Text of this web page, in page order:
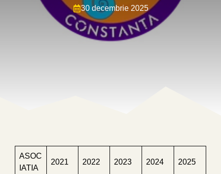
30 decembrie 2025
ASOC
IATIA
2021 2022 2023 2024 2025